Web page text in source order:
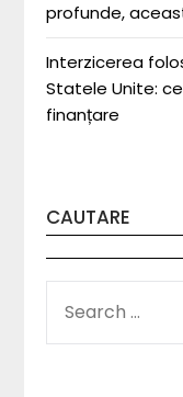
profunde,
Interzicerea
Statele Unite:
finanțare
CAUTARE
FOR: